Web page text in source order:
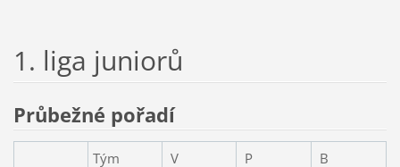
1. liga juniorů
Průbežné pořadí
Tým V P B